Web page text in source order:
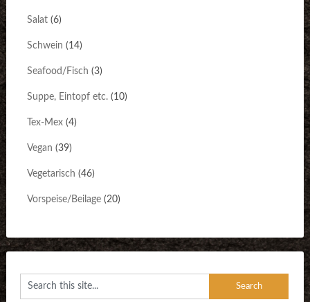
Salat(6)
Schwein (14)
Seafood/Fisch (3)
Suppe, Eintopf etc.(10)
Tex-Mex(4)
Vegan (39)
Vegetarisch (46)
Vorspeise/Beilage(20)